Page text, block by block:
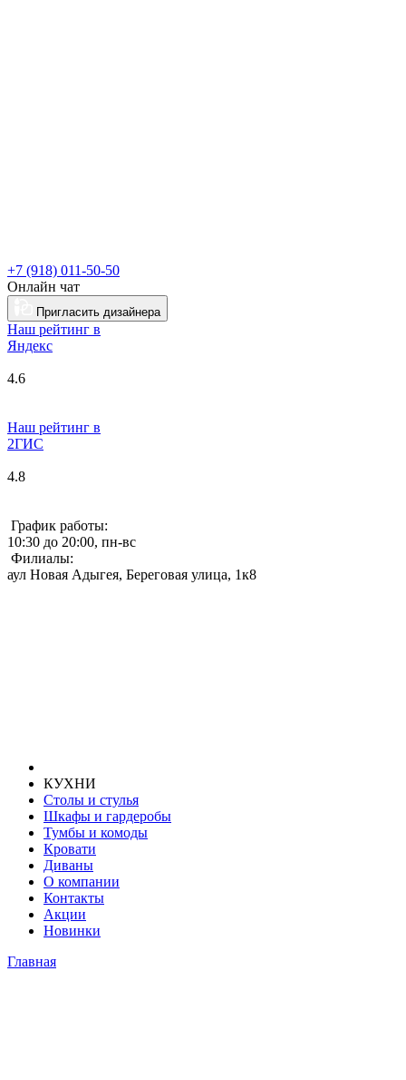
+7 (918) 011-50-50
Онлайн чат
Пригласить дизайнера
Наш рейтинг в
Яндекс
4.6
Наш рейтинг в
2ГИС
4.8
График работы:
10:30 до 20:00, пн-вс
Филиалы:
аул Новая Адыгея, Береговая улица, 1к8
КУХНИ
Столы и стулья
Шкафы и гардеробы
Тумбы и комоды
Кровати
Диваны
О компании
Контакты
Акции
Новинки
Главная